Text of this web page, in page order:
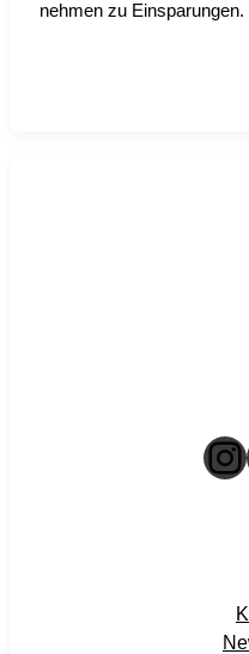
neh­men zu Ein­spa­run­gen.